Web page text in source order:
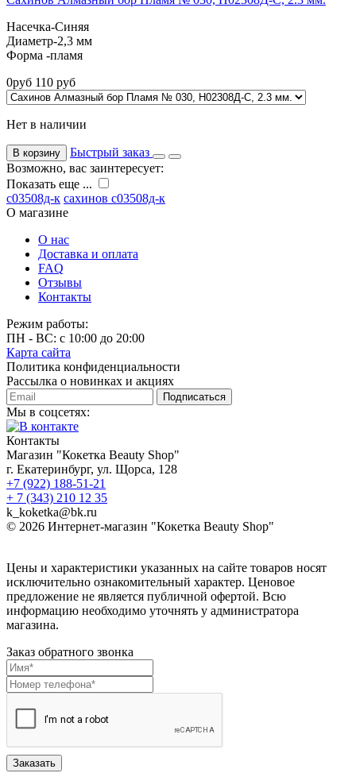
Насечка-Синяя
Диаметр-2,3 мм
Форма -пламя
0руб 110 руб
Нет в наличии
В корзину
Быстрый заказ
Возможно, вас заинтересует:
Показать еще ...
с03508д-к сахинов с03508д-к
О магазине
О нас
Доставка и оплата
FAQ
Отзывы
Контакты
Режим работы:
ПН - ВС: с 10:00 до 20:00
Карта сайта
Политика конфиденциальности
Рассылка о новинках и акциях
Подписаться
Мы в соцсетях:
Контакты
Магазин "Кокетка Beauty Shop"
г. Екатеринбург, ул. Щорса, 128
+7 (922) 188-51-21
+ 7 (343) 210 12 35
k_koketka@bk.ru
© 2026 Интернет-магазин "Кокетка Beauty Shop"
Цены и характеристики указанных на сайте товаров носят
исключительно ознакомительный характер. Ценовое
предложение не является публичной офертой. Всю
информацию необходимо уточнять у администратора
магазина.
Заказ обратного звонка